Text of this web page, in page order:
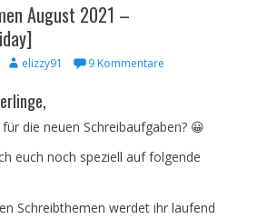
August 2021 –
Autorelizzy91 9 Kommentare
die neuen Schreibaufgaben? 😀
euch noch speziell auf folgende
Schreibthemen werdet ihr laufend